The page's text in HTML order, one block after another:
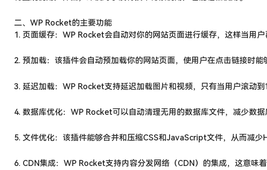
二、WP Rocket的主要功能
1. 页面缓存：WP Rocket会自动对你的网站页面进行缓存，这样当用
2. 预加载：该插件会自动预加载你的网站页面，使用户在点击链接时能
3. 延迟加载：WP Rocket支持延迟加载图片和视频，只有当用户滚动
4. 数据库优化：WP Rocket可以自动清理无用的数据库文件，减少数据
5. 文件优化：该插件能够合并和压缩CSS和JavaScript文件，从而减少
6. CDN集成：WP Rocket支持内容分发网络（CDN）的集成，这意味